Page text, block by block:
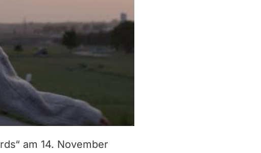
am 14. November